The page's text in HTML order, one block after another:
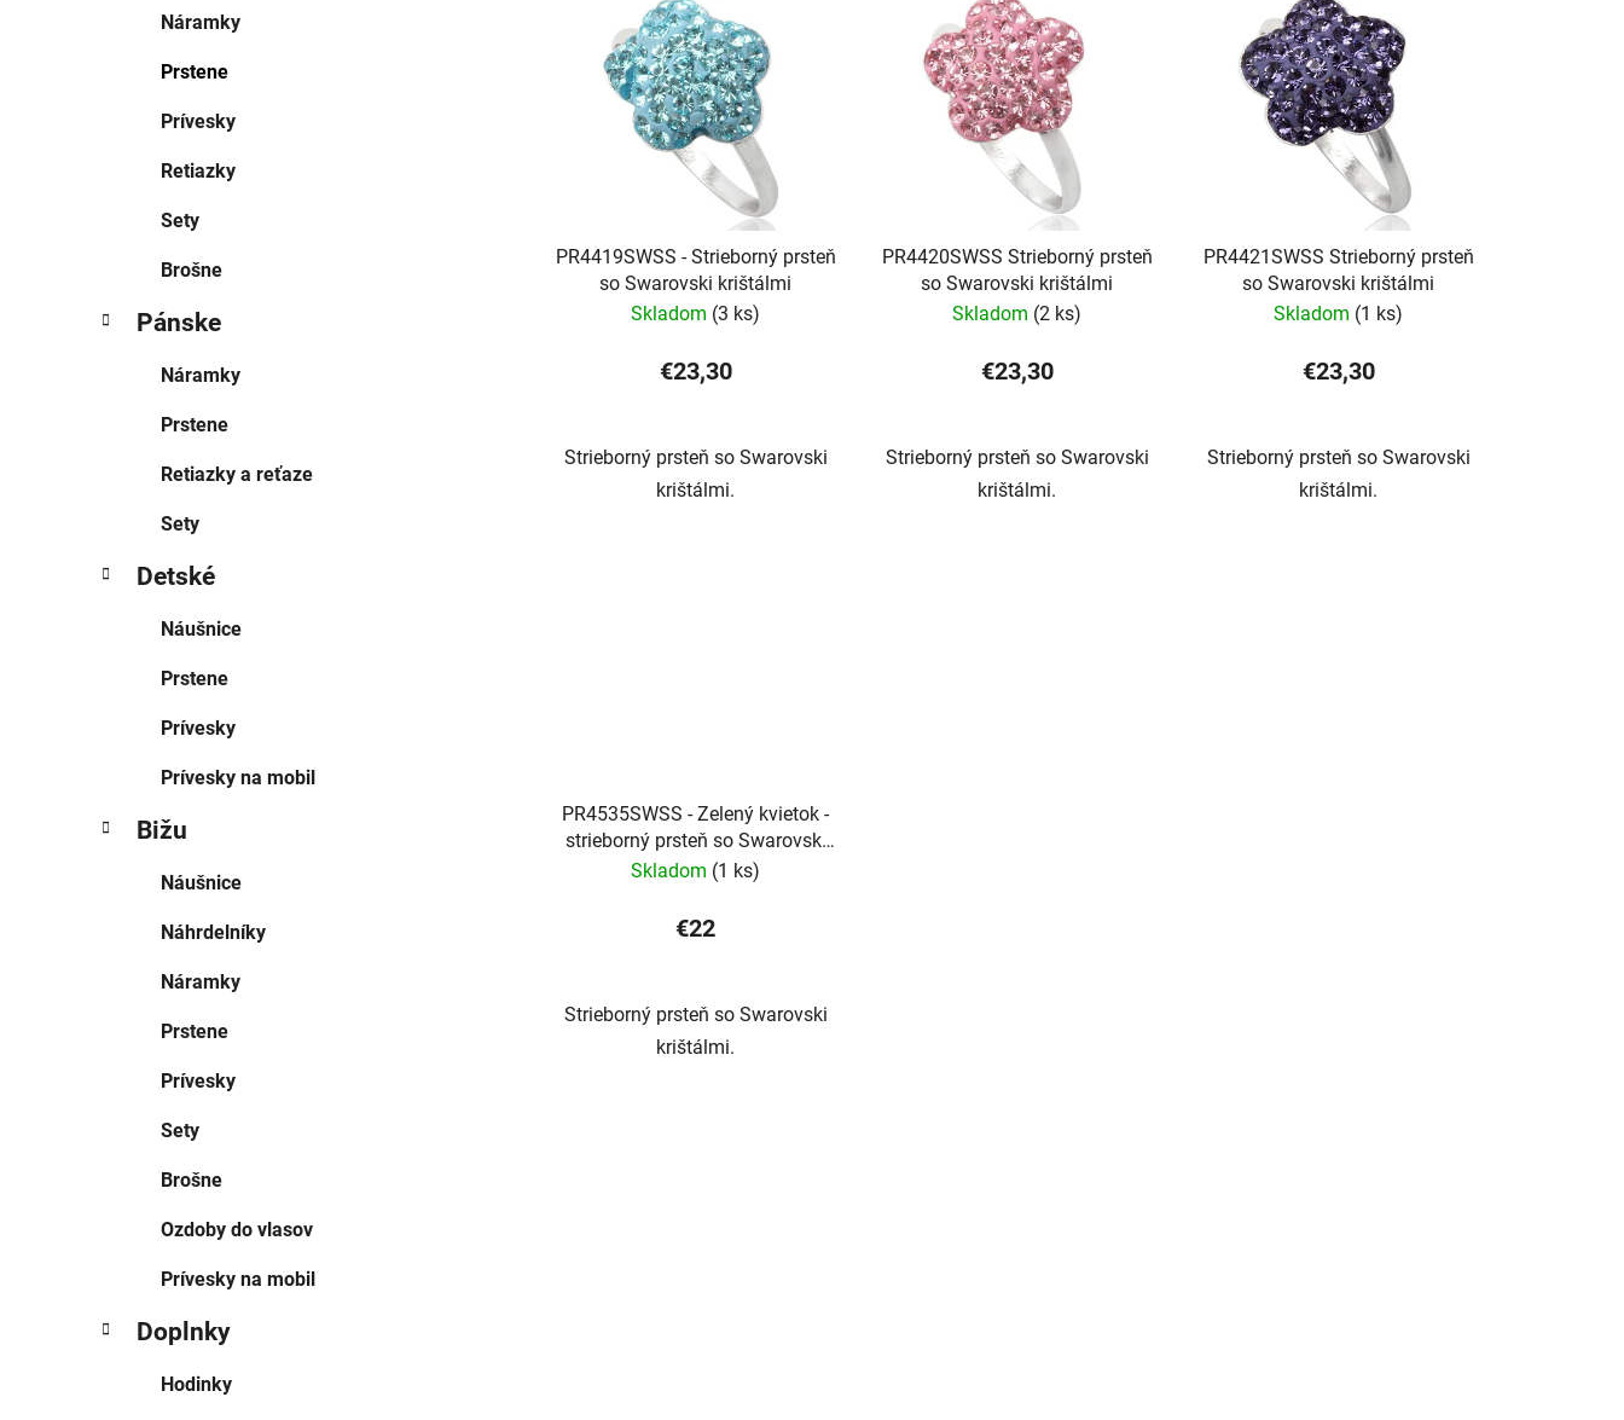
Náramky
Prstene
Prívesky
Retiazky
Sety
Brošne
Pánske
Náramky
Prstene
Retiazky a reťaze
Sety
Detské
Náušnice
Prstene
Prívesky
Prívesky na mobil
Bižu
Náušnice
Náhrdelníky
Náramky
Prstene
Prívesky
Sety
Brošne
Ozdoby do vlasov
Prívesky na mobil
Doplnky
Hodinky
PR4419SWSS - Strieborný prsteň
so Swarovski krištálmi
Skladom (3 ks)
€23,30
Strieborný prsteň so Swarovski
krištálmi.
PR4420SWSS Strieborný prsteň
so Swarovski krištálmi
Skladom (2 ks)
€23,30
Strieborný prsteň so Swarovski
krištálmi.
PR4421SWSS Strieborný prsteň
so Swarovski krištálmi
Skladom (1 ks)
€23,30
Strieborný prsteň so Swarovski
krištálmi.
PR4535SWSS - Zelený kvietok -
strieborný prsteň so Swarovski
krištálmi
Skladom (1 ks)
€22
Strieborný prsteň so Swarovski
krištálmi.